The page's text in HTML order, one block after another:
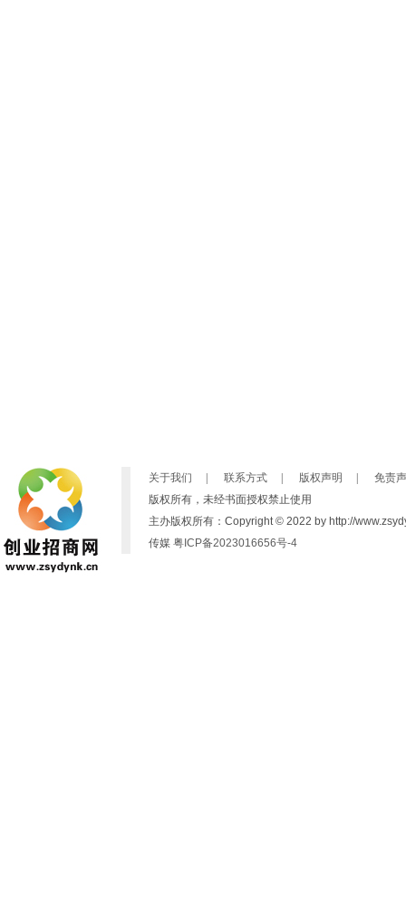
关于我们 联系方式 版权声明
免责
版权所有，未经书面授权禁止使用
主办版权所有：Copyright © 2022 by http://
传媒 粤ICP备2023016656号-4